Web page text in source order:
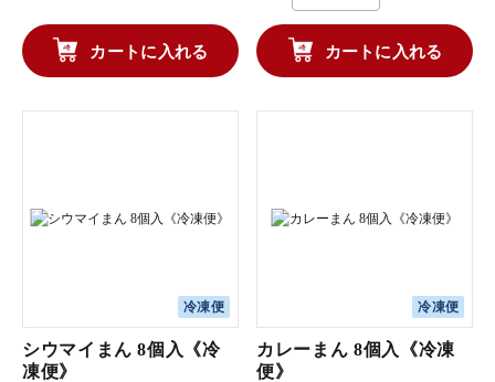
カートに入れる カートに入れる
冷凍便
シウマイまん 8個入《冷
凍便》
冷凍便
カレーまん 8個入《冷凍
便》